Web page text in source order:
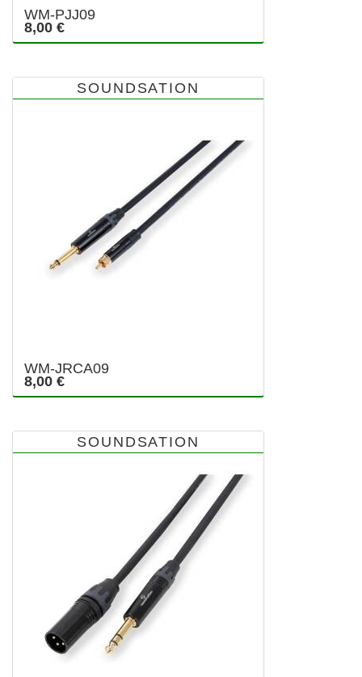
WM-PJJ09
8,00 €
SOUNDSATION
WM-JRCA09
8,00 €
SOUNDSATION